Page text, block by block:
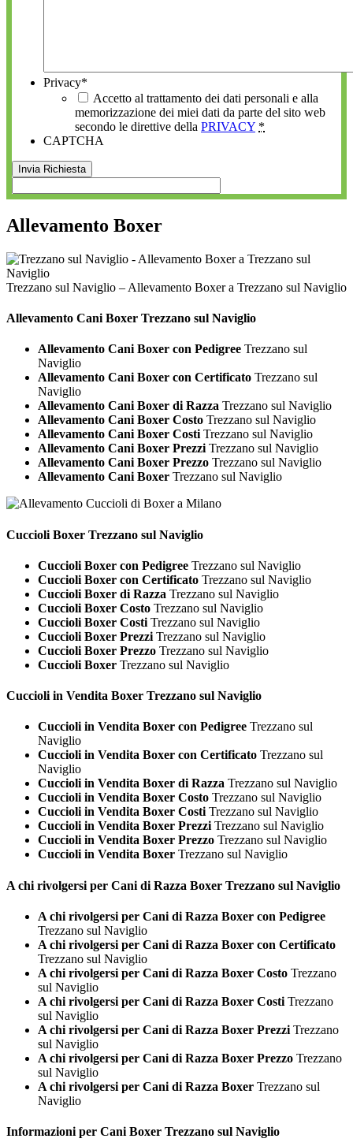
Privacy*
Accetto al trattamento dei dati personali e alla
memorizzazione dei miei dati da parte del sito web
secondo le direttive della PRIVACY *
CAPTCHA
Allevamento Boxer
Trezzano sul Naviglio – Allevamento Boxer a Trezzano sul Naviglio
Allevamento Cani Boxer Trezzano sul Naviglio
Allevamento Cani Boxer con Pedigree Trezzano sul
Naviglio
Allevamento Cani Boxer con Certificato Trezzano sul
Naviglio
Allevamento Cani Boxer di Razza Trezzano sul Naviglio
Allevamento Cani Boxer Costo Trezzano sul Naviglio
Allevamento Cani Boxer Costi Trezzano sul Naviglio
Allevamento Cani Boxer Prezzi Trezzano sul Naviglio
Allevamento Cani Boxer Prezzo Trezzano sul Naviglio
Allevamento Cani Boxer Trezzano sul Naviglio
Cuccioli Boxer Trezzano sul Naviglio
Cuccioli Boxer con Pedigree Trezzano sul Naviglio
Cuccioli Boxer con Certificato Trezzano sul Naviglio
Cuccioli Boxer di Razza Trezzano sul Naviglio
Cuccioli Boxer Costo Trezzano sul Naviglio
Cuccioli Boxer Costi Trezzano sul Naviglio
Cuccioli Boxer Prezzi Trezzano sul Naviglio
Cuccioli Boxer Prezzo Trezzano sul Naviglio
Cuccioli Boxer Trezzano sul Naviglio
Cuccioli in Vendita Boxer Trezzano sul Naviglio
Cuccioli in Vendita Boxer con Pedigree Trezzano sul
Naviglio
Cuccioli in Vendita Boxer con Certificato Trezzano sul
Naviglio
Cuccioli in Vendita Boxer di Razza Trezzano sul Naviglio
Cuccioli in Vendita Boxer Costo Trezzano sul Naviglio
Cuccioli in Vendita Boxer Costi Trezzano sul Naviglio
Cuccioli in Vendita Boxer Prezzi Trezzano sul Naviglio
Cuccioli in Vendita Boxer Prezzo Trezzano sul Naviglio
Cuccioli in Vendita Boxer Trezzano sul Naviglio
A chi rivolgersi per Cani di Razza Boxer Trezzano sul Naviglio
A chi rivolgersi per Cani di Razza Boxer con Pedigree
Trezzano sul Naviglio
A chi rivolgersi per Cani di Razza Boxer con Certificato
Trezzano sul Naviglio
A chi rivolgersi per Cani di Razza Boxer Costo Trezzano
sul Naviglio
A chi rivolgersi per Cani di Razza Boxer Costi Trezzano
sul Naviglio
A chi rivolgersi per Cani di Razza Boxer Prezzi Trezzano
sul Naviglio
A chi rivolgersi per Cani di Razza Boxer Prezzo Trezzano
sul Naviglio
A chi rivolgersi per Cani di Razza Boxer Trezzano sul
Naviglio
Informazioni per Cani Boxer Trezzano sul Naviglio